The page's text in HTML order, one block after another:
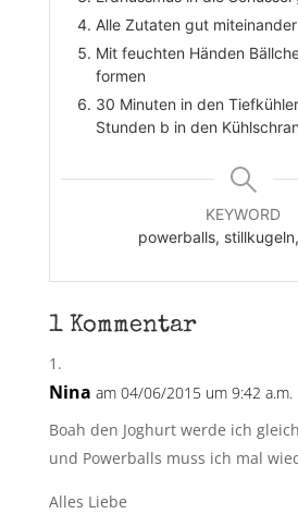
Alle Zutaten gut
Mit feuchten Händen
formen
30 Minuten in den
Stunden b in den
KEYWORD
powerballs,
1 Kommentar
Nina am 04/06/2015 um 9:42 a.m.
Boah den Joghurt werde ich
und Powerballs muss ich mal
Alles Liebe